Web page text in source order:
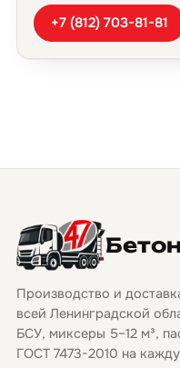
+7 (812) 703-81-81
Производство и
всей Ленинградской
БСУ, миксеры 5–12 м³,
ГОСТ 7473-2010 на